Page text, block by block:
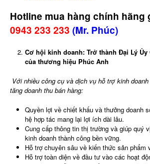
Hotline mua hàng chính hãng
0943 233 233 (Mr. Phúc)
Cơ hội kinh doanh: Trở thành Đại Lý
của thương hiệu Phúc Anh
Với nhiều công cụ và dịch vụ hỗ trợ kinh
tăng doanh thu bán hàng:
Quyền lợi về chiết khấu và thưởng doanh
hệ hợp tác mang lại lợi ích dài lâu.
Cung cấp thông tin thị trường và giúp quý
kinh doanh thành công bền vững.
Hỗ trợ chuyên sâu về kiến thức sản phẩm
Hỗ trợ toàn diện về đầu tư vào các hoạt